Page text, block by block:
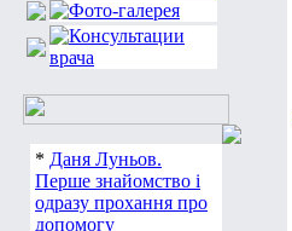
* Даня Луньов.
Перше знайомство і
одразу прохання про
допомогу